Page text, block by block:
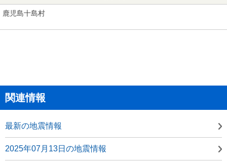
鹿児島十島村
関連情報
最新の地震情報
2025年07月13日の地震情報